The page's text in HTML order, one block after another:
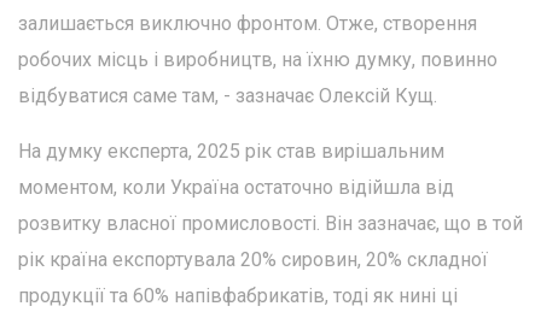
залишається виключно фронтом. Отже, створення
робочих місць і виробництв, на їхню думку, повинно
відбуватися саме там, - зазначає Олексій Кущ.
На думку експерта, 2025 рік став вирішальним
моментом, коли Україна остаточно відійшла від
розвитку власної промисловості. Він зазначає, що в той
рік країна експортувала 20% сировин, 20% складної
продукції та 60% напівфабрикатів, тоді як нині ці